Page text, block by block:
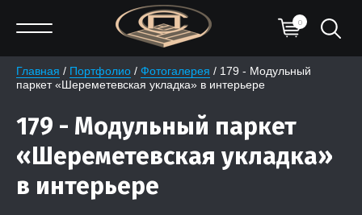
0
Главная / Портфолио / Фотогалерея / 179 - Модульный
паркет «Шереметевская укладка» в интерьере
179 - Модульный паркет
«Шереметевская укладка»
в интерьере